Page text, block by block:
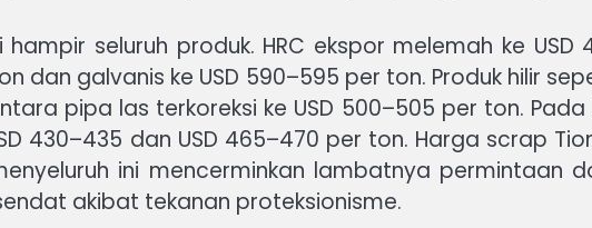
seluruh produk. HRC ekspor melemah ke USD
dan galvanis ke USD 590–595 per ton. Produk hilir
pipa las terkoreksi ke USD 500–505 per ton.
430–435 dan USD 465–470 per ton. Harga scrap
ini mencerminkan lambatnya permintaan
akibat tekanan proteksionisme.